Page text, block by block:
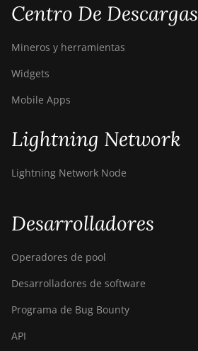
T9+
BITMAIN AntMiner
Z11j
BITMAIN AntMiner
Z15 Pro
BITMAIN AntMiner
Z15e
BITMAIN AntMiner
Centro De Descargas
Mineros y herramientas
Widgets
Mobile Apps
Lightning Network
Lightning Network Node
Desarrolladores
Operadores de pool
Desarrolladores de software
Programa de Bug Bounty
API